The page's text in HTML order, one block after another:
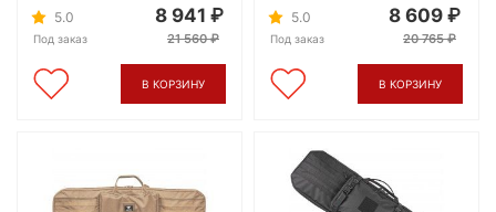
5.0
Под заказ
8 941
21 560
В КОРЗИНУ
5.0
Под заказ
8 609
20 765
В КОРЗИНУ